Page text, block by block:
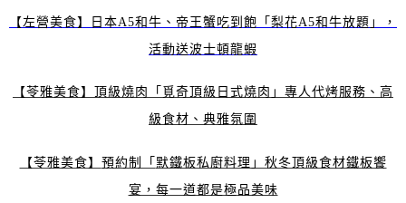
【左營美食】日本A5和牛、帝王蟹吃到飽「梨花A5和牛放題」，
活動送波士頓龍蝦
【苓雅美食】頂級燒肉「覓奇頂級日式燒肉」專人代烤服務、高
級食材、典雅氛圍
【苓雅美食】 預約制「 默鐵板私廚料理」秋冬頂級食材鐵板饗
宴，每一道都是極品美味